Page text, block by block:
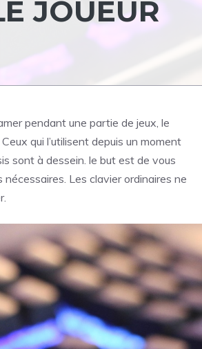
JOUEUR
pendant une partie de jeux, le
qui l’utilisent depuis un moment
sont à dessein. le but est de vous
Les clavier ordinaires ne